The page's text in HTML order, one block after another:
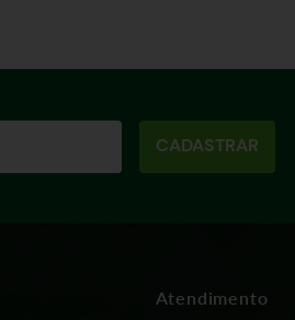
CADASTRAR
Atendimento